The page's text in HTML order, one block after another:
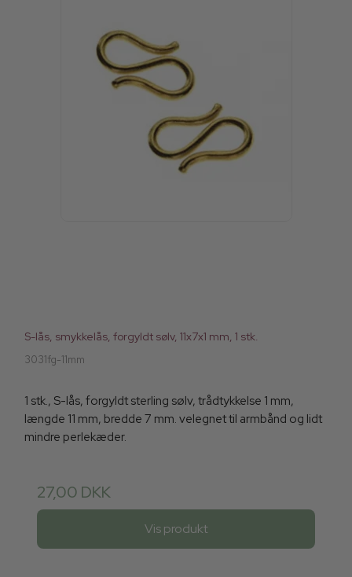
S-lås, smykkelås, forgyldt sølv, 11x7x1 mm, 1 stk.
3031fg-11mm
1 stk., S-lås, forgyldt sterling sølv, trådtykkelse 1 mm,
længde 11 mm, bredde 7 mm. velegnet til armbånd og lidt
mindre perlekæder.
27,00 DKK
Vis produkt